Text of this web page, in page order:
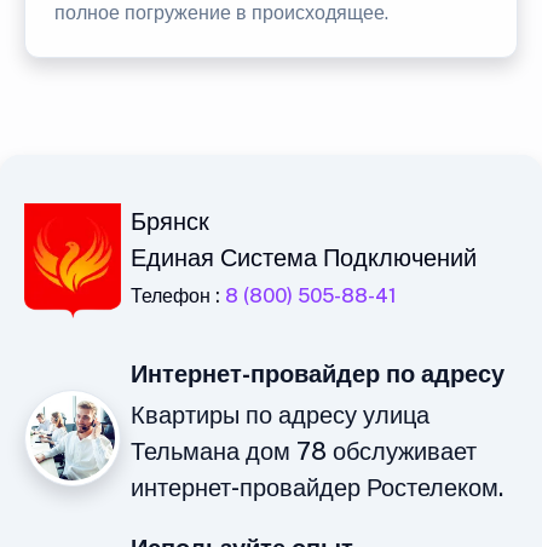
полное погружение в происходящее.
Брянск
Единая Система Подключений
Телефон : 8 (800) 505-88-41
Интернет-провайдер по адресу
Квартиры по адресу улица
Тельмана дом 78 обслуживает
интернет-провайдер Ростелеком.